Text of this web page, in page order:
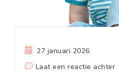
27 januari 2026
Laat een reactie achterop